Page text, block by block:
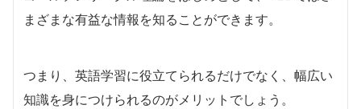
まざまな有益な情報を知ることができます。
つまり、英語学習に役立てられるだけでなく、幅広い
知識を身につけられるのがメリットでしょう。